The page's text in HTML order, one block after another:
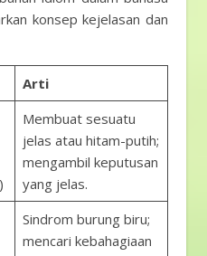
konsep kejelasan dan
Arti
Membuat sesuatu
jelas atau hitam-putih;
mengambil keputusan
yang jelas.
Sindrom burung biru;
mencari kebahagiaan